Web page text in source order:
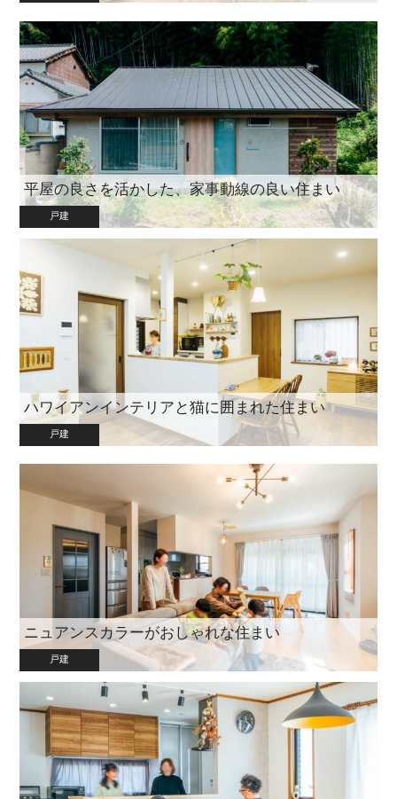
平屋の良さを活かした、家事動線の良い住まい
戸建
ハワイアンインテリアと猫に囲まれた住まい
戸建
ニュアンスカラーがおしゃれな住まい
戸建